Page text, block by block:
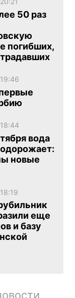
50 раз
погибших,
19:46
18:44
вода
новые
18:19
еще
и базу